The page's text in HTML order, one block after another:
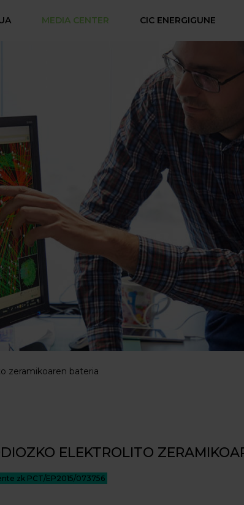
MEDIA CENTER CIC ENERGIGUNE
zeramikoaren bateria
ELEKTROLITO
zk PCT/EP2015/073756